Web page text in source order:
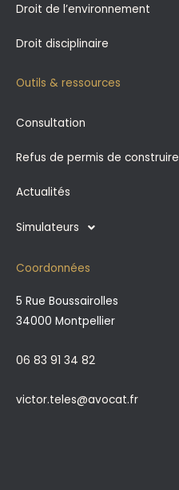
Droit de l’environnement
Droit disciplinaire
Outils & ressources
Consultation
Refus de permis de construire
Actualités
Simulateurs
Coordonnées
5 Rue Boussairolles
34000 Montpellier
06 83 91 34 82
victor.teles@avocat.fr